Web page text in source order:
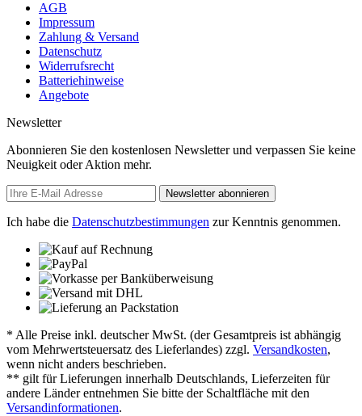
AGB
Impressum
Zahlung & Versand
Datenschutz
Widerrufsrecht
Batteriehinweise
Angebote
Newsletter
Abonnieren Sie den kostenlosen Newsletter und verpassen Sie keine
Neuigkeit oder Aktion mehr.
Newsletter abonnieren
Ich habe die Datenschutzbestimmungen zur Kenntnis genommen.
* Alle Preise inkl. deutscher MwSt. (der Gesamtpreis ist abhängig
vom Mehrwertsteuersatz des Lieferlandes) zzgl. Versandkosten,
wenn nicht anders beschrieben.
** gilt für Lieferungen innerhalb Deutschlands, Lieferzeiten für
andere Länder entnehmen Sie bitte der Schaltfläche mit den
Versandinformationen.